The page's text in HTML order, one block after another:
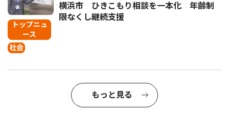
トップニュ
ース
社会
横浜市 ひきこもり相談を一本化 年齢制
限なくし継続支援
もっと見る